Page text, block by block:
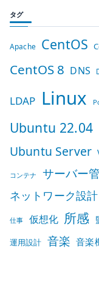
タグ
Apache CentOS
CentOS 8 DNS
LDAP Linux
Ubuntu 22.04
Ubuntu Server
コンテナ サーバー
ネットワーク設計
仕事 仮想化 所感
運用設計 音楽 音楽